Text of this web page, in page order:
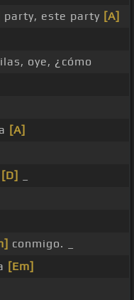
party, este party [A]
oye, ¿cómo
[A]
[D]
conmigo. _
[Em]